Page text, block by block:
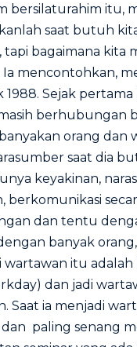
bersilaturahim itu,
saat butuh
tapi bagaimana kita
Ia mencontohkan,
1988. Sejak
berhubungan
orang dan
saat dia
keyakinan,
berkomunikasi
dan tentu
banyak
wartawan itu adalah
dan jadi
Saat ia menjadi
dan paling senang